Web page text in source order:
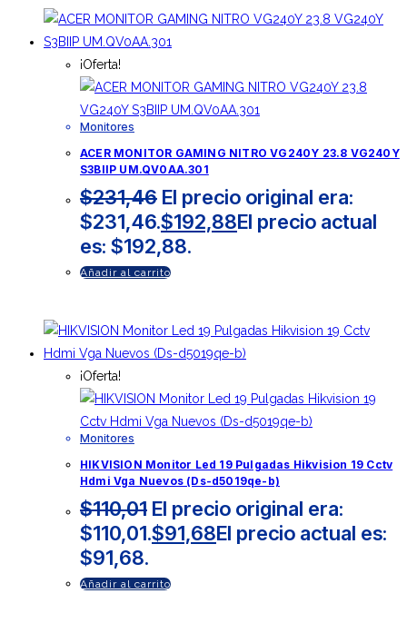
¡Oferta!
Monitores
ACER MONITOR GAMING NITRO VG240Y 23.8 VG240Y
S3BIIP UM.QV0AA.301
$231,46 El precio original era:
$231,46.$192,88El precio actual
es: $192,88.
Añadir al carrito
¡Oferta!
Monitores
HIKVISION Monitor Led 19 Pulgadas Hikvision 19 Cctv
Hdmi Vga Nuevos (Ds-d5019qe-b)
$110,01 El precio original era:
$110,01.$91,68El precio actual es:
$91,68.
Añadir al carrito